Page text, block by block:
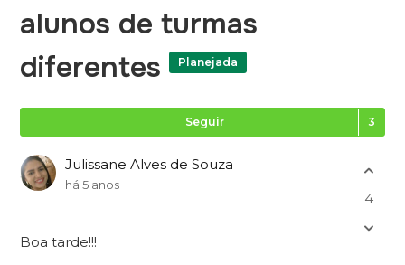
alunos de turmas
diferentes
Planejada
Seguir
Julissane Alves de Souza
há 5 anos
Boa tarde!!!
4